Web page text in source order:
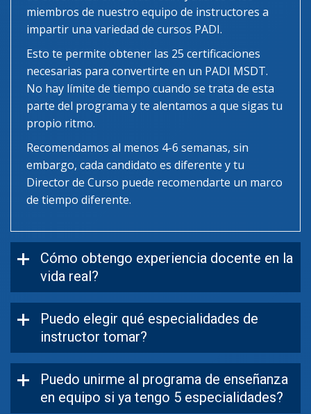
miembros de nuestro equipo de instructores a
impartir una variedad de cursos PADI.
Esto te permite obtener las 25 certificaciones
necesarias para convertirte en un PADI MSDT.
No hay límite de tiempo cuando se trata de esta
parte del programa y te alentamos a que sigas tu
propio ritmo.
Recomendamos al menos 4-6 semanas, sin
embargo, cada candidato es diferente y tu
Director de Curso puede recomendarte un marco
de tiempo diferente.
Cómo obtengo experiencia docente en la
vida real?
Puedo elegir qué especialidades de
instructor tomar?
Puedo unirme al programa de enseñanza
en equipo si ya tengo 5 especialidades?